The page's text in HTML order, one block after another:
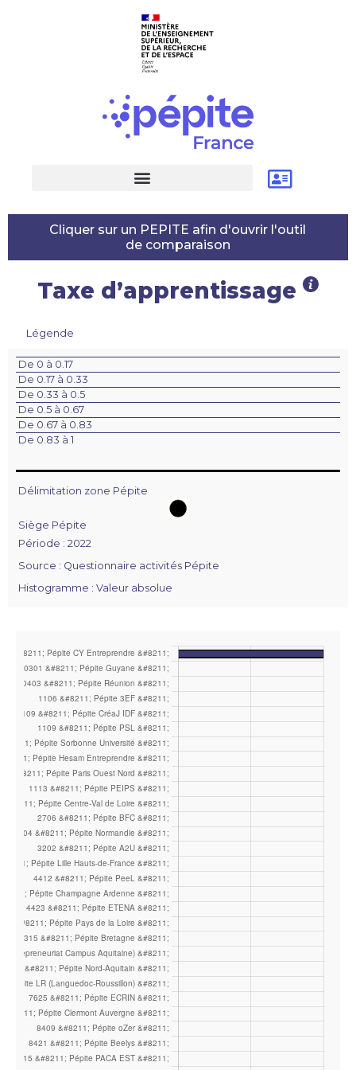
Cliquer sur un PEPITE afin d'ouvrir l'outil
de comparaison
Taxe d’apprentissage
Légende
De 0 à 0.17
De 0.17 à 0.33
De 0.33 à 0.5
De 0.5 à 0.67
De 0.67 à 0.83
De 0.83 à 1
Délimitation zone Pépite
Siège Pépite
Période : 2022
Source : Questionnaire activités Pépite
Histogramme : Valeur absolue